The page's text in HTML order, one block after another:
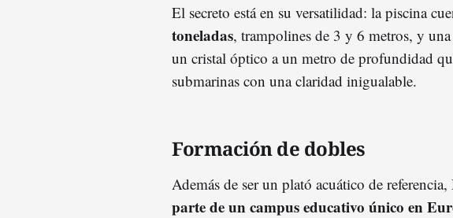
El secreto está en su versatilidad: la piscina
toneladas, trampolines de 3 y 6 metros, y
un cristal óptico a un metro de profundidad
submarinas con una claridad inigualable.
Formación de dobles
Además de ser un plató acuático de referencia,
parte de un campus educativo único en